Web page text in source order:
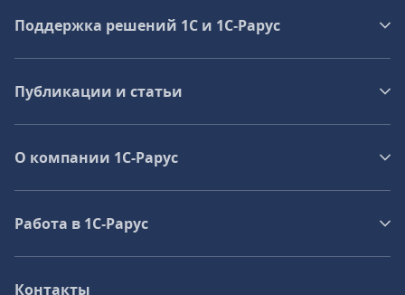
Поддержка решений 1С и 1С‑Рарус
Публикации и статьи
О компании 1C-Рарус
Работа в 1С‑Рарус
Контакты